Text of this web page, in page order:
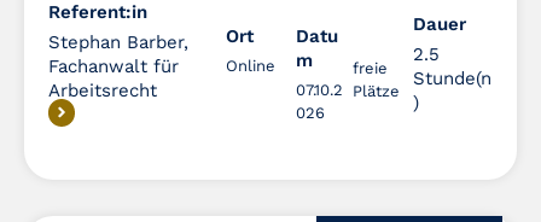
Referent:in
Stephan Barber,
Fachanwalt für
Arbeitsrecht
Ort
Online
Datu
m
07.10.2
026
freie
Plätze
Dauer
2.5
Stunde(n
)